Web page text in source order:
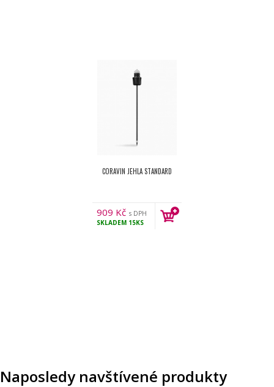
CORAVIN JEHLA STANDARD
909 Kč s DPH
SKLADEM 15KS
Naposledy navštívené produkty